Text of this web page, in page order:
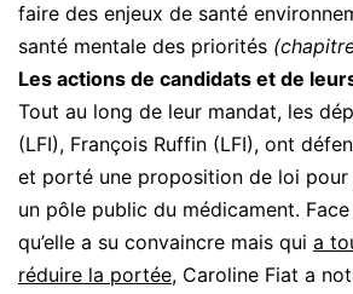
faire des enjeux de santé
santé mentale des priorités
Les actions de candidats et de
Tout au long de leur mandat, les
(LFI), François Ruffin (LFI), ont
et porté une proposition de loi
un pôle public du médicament.
qu’elle a su convaincre mais qui a
réduire la portée, Caroline Fiat a